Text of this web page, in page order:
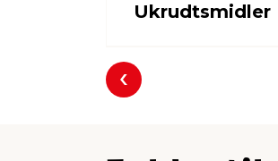
Ukrudtsmidler
Forrige